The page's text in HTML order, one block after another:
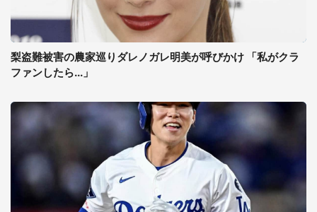
梨盗難被害の農家巡りダレノガレ明美が呼びかけ 「私がクラ
ファンしたら...」